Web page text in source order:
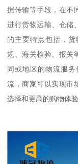
据传输等手段，在不
进行货物运输、仓储
的主要特点包括，
规、海关检验、报关
同或地区的物流服
流，商家可以实现市
选择和更高的购物体验